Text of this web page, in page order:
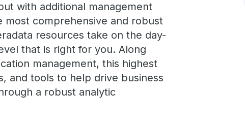
with additional management
most comprehensive and robust
resources take on the day-
that is right for you. Along
management, this highest
and tools to help drive business
a robust analytic